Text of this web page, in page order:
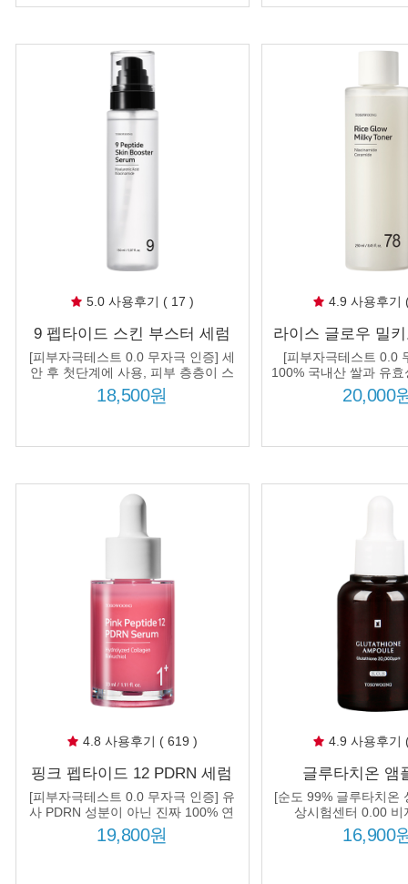
5.0 사용후기 ( 17 )
9 펩타이드 스킨 부스터 세럼
150ml 세안 후 첫 단계 부스터
효과 9종 펩타이드 유효성분 흡
수 극대화
[피부자극테스트 0.0 무자극 인증] 세
안 후 첫단계에 사용, 피부 층층이 스
며들어 피부 본연의 능력을 깨워주는
부스터 세럼!
18,500원
4.9 사용후기
라이스 글로우 밀
100% 국내산 쌀겨
물 미백 수분 보습
공 피부
[피부자극테스트 0.0
100% 국내산 쌀과 유
로 갈아만든
20,000
4.8 사용후기 ( 619 )
핑크 펩타이드 12 PDRN 세럼
33ml 연어 PDRN 10320ppm 흔
적 기미 잡티 토닝 진정 탄력
[피부자극테스트 0.0 무자극 인증] 유
사 PDRN 성분이 아닌 진짜 100% 연
어에서 추출한 고순도 PDRN
19,800원
4.9 사용후기
글루타치온 앰
20000ppm 고농축
백 화이트
[순도 99% 글루타치온
상시험센터 0.00 비
16,900